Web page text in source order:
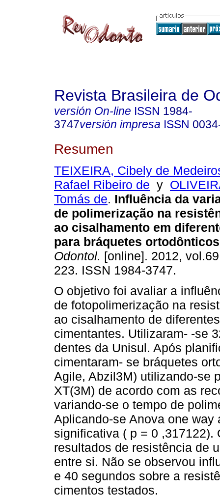
Revista Brasileira de
versión On-line ISSN 1984-
3747versión impresa ISSN
Resumen
TEIXEIRA, Cibely de
Rafael Ribeiro de y
Tomás de. Influência da
de polimerização na
ao cisalhamento em
para bráquetes ortodônticos
Odontol. [online]. 2012,
223. ISSN 1984-3747.
O objetivo foi avaliar a
de fotopolimerização na
ao cisalhamento de
cimentantes. Utilizaram- -se
dentes da Unisul. Após
cimentaram- se bráquetes
Agile, Abzil3M) utilizando-se
XT(3M) de acordo com as
variando-se o tempo de
Aplicando-se Anova one
significativa ( p = 0 ,317122).
resultados de resistência de
entre si. Não se observou
e 40 segundos sobre a
cimentos testados.